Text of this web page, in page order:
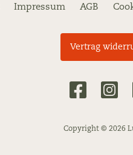
Impressum AGB
Vertrag
Copyright © 2026